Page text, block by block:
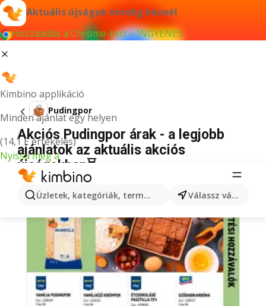
Aktuális újságok mindig kéznél
Hozzáadás a Chrome-hoz – INGYENES
Kimbino applikáció
Minden ajánlat egy helyen
(14,1 E értékelés)
Nyissa meg a
Üzletek, kategóriák, termékek keresése... Válassz várost
Pudingpor
Akciós Pudingpor árak - a legjobb
ajánlatok az aktuális akciós
újságokban⏳